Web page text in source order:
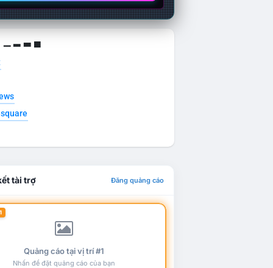
▁ ▂ ▃ ▄
tài trợ Đăng quảng cáo
Quảng cáo tại vị trí #1
Nhấn để đặt quảng cáo của bạn